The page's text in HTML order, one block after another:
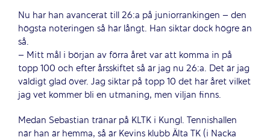
Nu har han avancerat till 26:a på juniorrankingen – den
högsta noteringen så här långt. Han siktar dock högre än
så.
– Mitt mål i början av förra året var att komma in på
topp 100 och efter årsskiftet så är jag nu 26:a. Det är jag
väldigt glad över. Jag siktar på topp 10 det här året vilket
jag vet kommer bli en utmaning, men viljan finns.
Medan Sebastian tränar på KLTK i Kungl. Tennishallen
när han är hemma, så är Kevins klubb Älta TK (i Nacka